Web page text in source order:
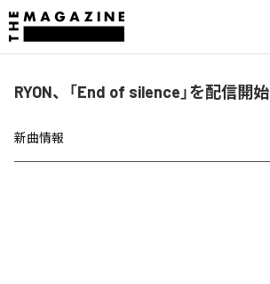
RYON、「End of silence」を配信開始
新曲情報